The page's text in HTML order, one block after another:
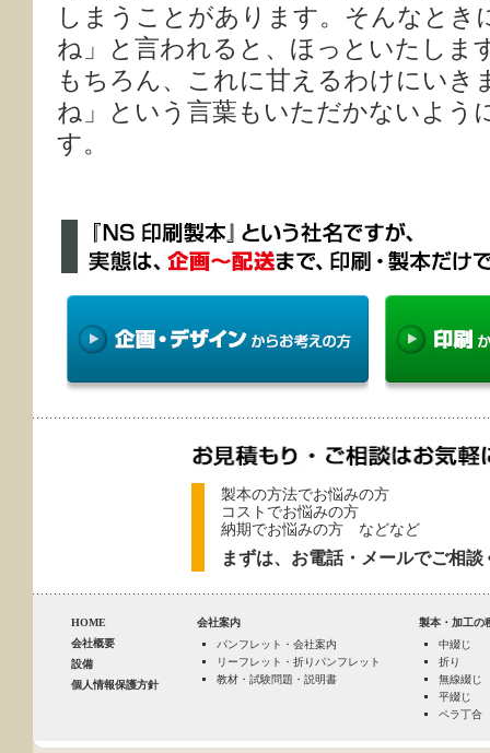
しまうことがあります。そんなとき
ね」と言われると、ほっといたしま
もちろん、これに甘えるわけにいき
ね」という言葉もいただかないよう
す。
製本の方法でお悩みの方
コストでお悩みの方
納期でお悩みの方 などなど
まずは、お電話・メールでご相談
HOME
会社概要
設備
個人情報保護方針
会社案内
パンフレット・会社案内
リーフレット・折りパンフレット
教材・試験問題・説明書
製本・加工の
中綴じ
折り
無線綴じ
平綴じ
ペラ丁合